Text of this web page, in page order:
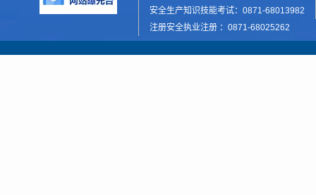
次
安全生产知识技能考试：0871-68013982
注册安全执业注册 ：0871-68025262